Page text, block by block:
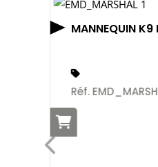
MANNEQUIN K9
Réf.